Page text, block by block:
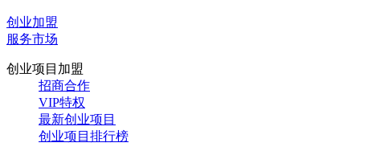
创业加盟
服务市场
创业项目加盟
招商合作
VIP特权
最新创业项目
创业项目排行榜